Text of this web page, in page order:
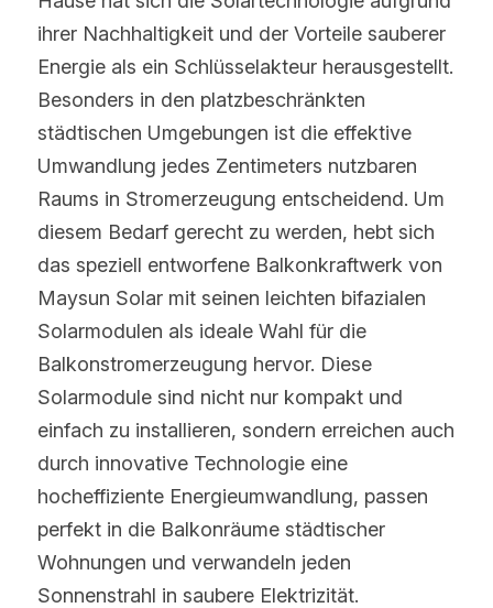
ihrer Nachhaltigkeit und der Vorteile sauberer
Energie als ein Schlüsselakteur herausgestellt.
Besonders in den platzbeschränkten
städtischen Umgebungen ist die effektive
Umwandlung jedes Zentimeters nutzbaren
Raums in Stromerzeugung entscheidend. Um
diesem Bedarf gerecht zu werden, hebt sich
das speziell entworfene Balkonkraftwerk von
Maysun Solar mit seinen leichten bifazialen
Solarmodulen als ideale Wahl für die
Balkonstromerzeugung hervor. Diese
Solarmodule sind nicht nur kompakt und
einfach zu installieren, sondern erreichen auch
durch innovative Technologie eine
hocheffiziente Energieumwandlung, passen
perfekt in die Balkonräume städtischer
Wohnungen und verwandeln jeden
Sonnenstrahl in saubere Elektrizität.